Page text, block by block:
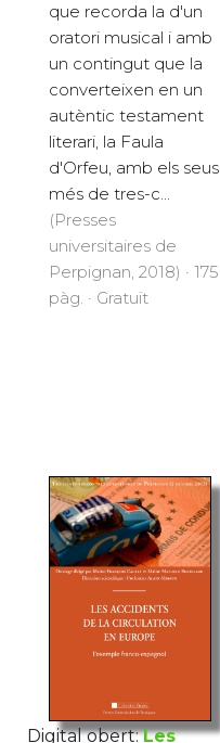
que recorda la d'un
oratori musical i amb
un contingut que la
converteixen en un
autèntic testament
literari, la Faula
d'Orfeu, amb els seus
més de tres-c...
(Presses
universitaires de
Perpignan, 2018) · 175
pàg. · Gratuït
Digital obert: Les